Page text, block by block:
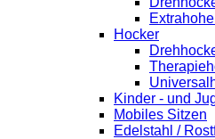
Hocker
Kinder - und
Mobiles Sitzen
Edelstahl /